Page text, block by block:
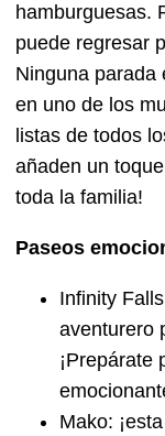
hamburguesas.
puede regresar
Ninguna parada
en uno de los
listas de todos
añaden un
toda la familia!
Paseos
Infinity
aventurero
¡Prepárate
Mako: